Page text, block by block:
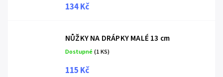
134 Kč
NŮŽKY NA DRÁPKY MALÉ 13 cm
Dostupné(1 KS)
115 Kč